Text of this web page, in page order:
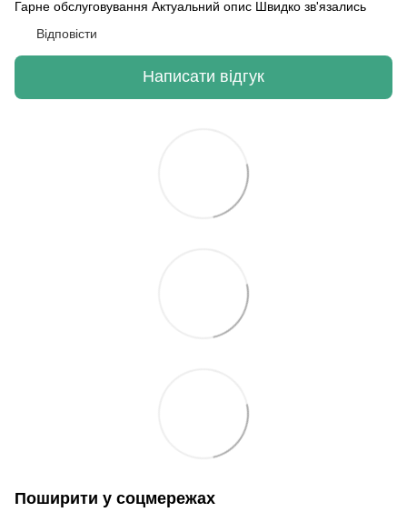
Гарне обслуговування Актуальний опис Швидко зв'язались
Відповісти
Написати відгук
Поширити у соцмережах